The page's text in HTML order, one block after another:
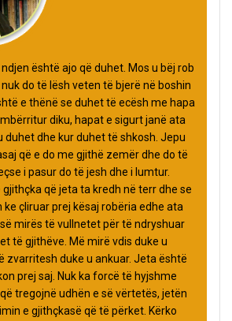
është ajo që duhet. Mos u bëj rob
do të lësh veten të bjerë në boshin
e thënë se duhet të ecësh me hapa
diku, hapat e sigurt janë ata
duhet dhe kur duhet të shkosh. Jepu
që e do me gjithë zemër dhe do të
i pasur do të jesh dhe i lumtur.
që jeta ta kredh në terr dhe se
ke çliruar prej kësaj robëria edhe ata
mirës të vullnetet për të ndryshuar
të gjithëve. Më mirë vdis duke u
zvarritesh duke u ankuar. Jeta është
prej saj. Nuk ka forcë të hyjshme
tregojnë udhën e së vërtetës, jetën
e gjithçkasë që të përket. Kërko